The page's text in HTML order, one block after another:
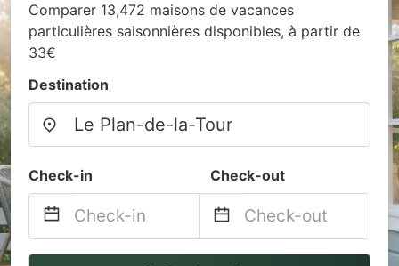
Comparer 13,472 maisons de vacances
particulières saisonnières disponibles, à partir de
33€
Destination
Check-in Check-out
Navigate
Navigate